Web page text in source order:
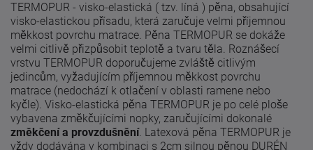
TERMOPUR - visko-elastická ( tzv. líná ) pěna, obsahující
visko-elastickou přísadu, která zaručuje velmi příjemnou
měkkost povrchu matrace. Pěna TERMOPUR se dokáže
velmi citlivě přizpůsobit teplotě a tvaru těla. Roznášecí
vrstvu TERMOPUR doporučujeme zvláště citlivým
jedincům, vyžadujícím příjemnou měkkost povrchu
matrace (nedochází k otlačení v oblasti ramene nebo
kyčle). Visko-elastická pěna TERMOPUR je po celé ploše
vybavena změkčujícími nopky, zaručujícími dokonalé
změkčení a provzdušnění. Latexová pěna TERMOPUR je
vždy dodávána v kombinaci s 2cm silnou pěnou DURÉN